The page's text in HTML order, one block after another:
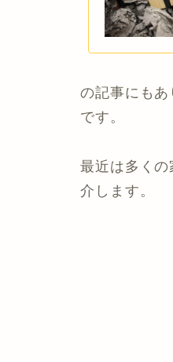
の記事にもあ
です。
最近は多く
介します。